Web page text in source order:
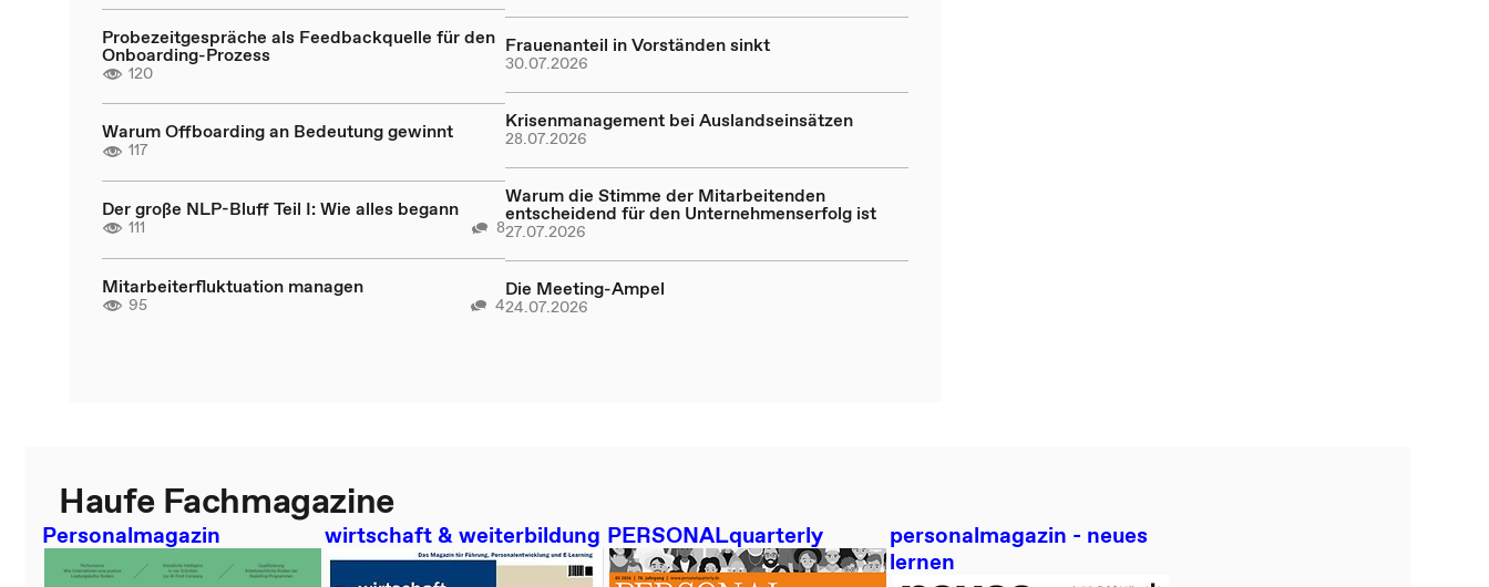
Probezeitgespräche als Feedbackquelle für den
Onboarding-Prozess
120
Warum Offboarding an Bedeutung gewinnt
117
Der große NLP-Bluff Teil I: Wie alles begann
111 8
Mitarbeiterfluktuation managen
95 4
Frauenanteil in Vorständen sinkt
30.07.2026
Krisenmanagement bei Auslandseinsätzen
28.07.2026
Warum die Stimme der Mitarbeitenden
entscheidend für den Unternehmenserfolg ist
27.07.2026
Die Meeting-Ampel
24.07.2026
Haufe Fachmagazine
Personalmagazin wirtschaft & weiterbildung PERSONALquarterly
personalmagazin - neues
lernen